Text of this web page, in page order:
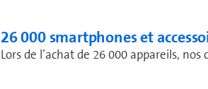
26 000 smart­phones et
Lors de l’achat de 26 000 appareils,